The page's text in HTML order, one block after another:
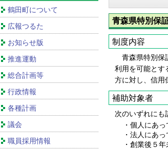
鶴田町について
広報つるた
お知らせ版
推進運動
総合計画等
行政情報
各種計画
議会
職員採用情報
青森県特別保
制度内容
青森県特別保
利用を可能とす
方に対し、信用
補助対象者
次のいずれにも
・個人にあって
・法人にあって
・創業後５年